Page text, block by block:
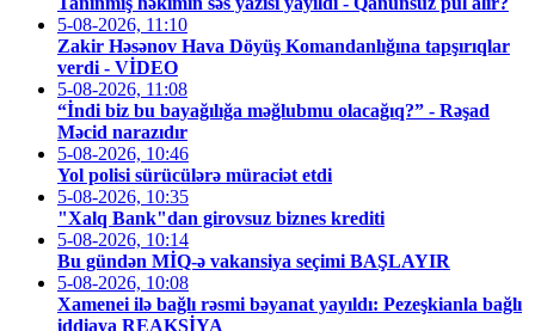
5-08-2026, 11:10
Zakir Həsənov Hava Döyüş Komandanlığına tapşırıqlar
verdi - VİDEO
5-08-2026, 11:08
“İndi biz bu bayağılığa məğlubmu olacağıq?” - Rəşad
Məcid narazıdır
5-08-2026, 10:46
Yol polisi sürücülərə müraciət etdi
5-08-2026, 10:35
"Xalq Bank"dan girovsuz biznes krediti
5-08-2026, 10:14
Bu gündən MİQ-ə vakansiya seçimi BAŞLAYIR
5-08-2026, 10:08
Xamenei ilə bağlı rəsmi bəyanat yayıldı: Pezeşkianla bağlı
iddiaya REAKSİYA